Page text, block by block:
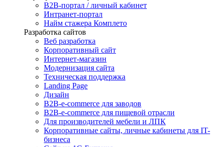
B2B-портал / личный кабинет
Интранет-портал
Найм стажера Комплето
Разработка сайтов
Веб разработка
Корпоративный сайт
Интернет-магазин
Модернизация сайта
Техническая поддержка
Landing Page
Дизайн
B2B-e-commerce для заводов
B2B-e-commerce для пищевой отрасли
Для производителей мебели и ЛПК
Корпоративные сайты, личные кабинеты для IT-
бизнеса